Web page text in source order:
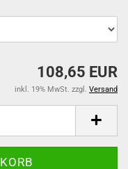
108,65 EUR
inkl. 19% MwSt. zzgl. Versand